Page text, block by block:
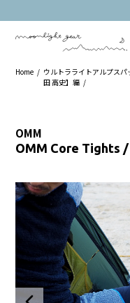
Home
ウルトラライトアルプス
田 高史】編
OMM
OMM Core Tights /